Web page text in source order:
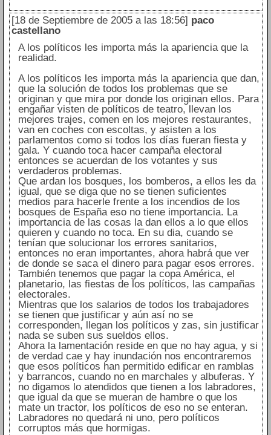
[18 de Septiembre de 2005 a las 18:56] paco
castellano
A los políticos les importa más la apariencia que la
realidad.
A los políticos les importa más la apariencia que dan,
que la solución de todos los problemas que se
originan y que mira por donde los originan ellos. Para
engañar visten de políticos de teatro, llevan los
mejores trajes, comen en los mejores restaurantes,
van en coches con escoltas, y asisten a los
parlamentos como si todos los días fueran fiesta y
gala. Y cuando toca hacer campaña electoral
entonces se acuerdan de los votantes y sus
verdaderos problemas.
Que ardan los bosques, los bomberos, a ellos les da
igual, que se diga que no se tienen suficientes
medios para hacerle frente a los incendios de los
bosques de España eso no tiene importancia. La
importancia de las cosas la dan ellos a lo que ellos
quieren y cuando no toca. En su dia, cuando se
tenían que solucionar los errores sanitarios,
entonces no eran importantes, ahora habrá que ver
de donde se saca el dinero para pagar esos errores.
También tenemos que pagar la copa América, el
planetario, las fiestas de los políticos, las campañas
electorales.
Mientras que los salarios de todos los trabajadores
se tienen que justificar y aún así no se
corresponden, llegan los políticos y zas, sin justificar
nada se suben sus sueldos ellos.
Ahora la lamentación reside en que no hay agua, y si
de verdad cae y hay inundación nos encontraremos
que esos políticos han permitido edificar en ramblas
y barrancos, cuando no en marchales y albuferas. Y
no digamos lo atendidos que tienen a los labradores,
que igual da que se mueran de hambre o que los
mate un tractor, los políticos de eso no se enteran.
Labradores no quedará ni uno, pero políticos
corruptos más que hormigas.